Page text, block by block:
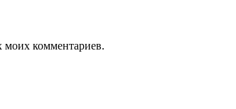
моих комментариев.